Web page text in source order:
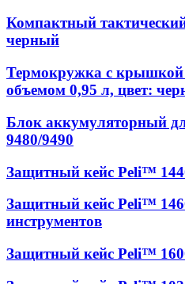
Компактный
черный
Термокружка с
объемом 0,95 л, цвет:
Блок аккумуляторный
9480/9490
Защитный кейс Peli™
Защитный кейс Peli™
инструментов
Защитный кейс Peli™